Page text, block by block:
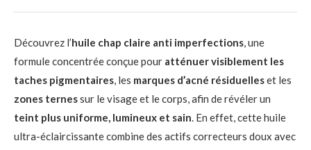
Découvrez l’huile chap claire anti imperfections, une
formule concentrée conçue pour atténuer visiblement les
taches pigmentaires, les marques d’acné résiduelleset les
zones ternessur le visage et le corps, afin de révéler un
teint plus uniforme, lumineux et sain. En effet, cette huile
ultra-éclaircissante combine des actifs correcteurs doux avec